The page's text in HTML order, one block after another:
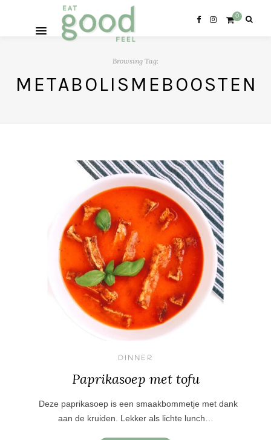
0
Browsing Tag:
METABOLISMEBOOSTEN
DINNER
Paprikasoep met tofu
Deze paprikasoep is een smaakbommetje met dank
aan de kruiden. Lekker als lichte lunch…